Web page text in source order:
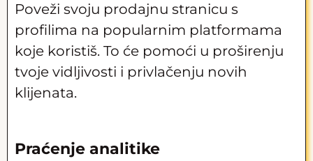
Poveži svoju prodajnu stranicu s
profilima na popularnim platformama
koje koristiš. To će pomoći u proširenju
tvoje vidljivosti i privlačenju novih
klijenata.
Praćenje analitike